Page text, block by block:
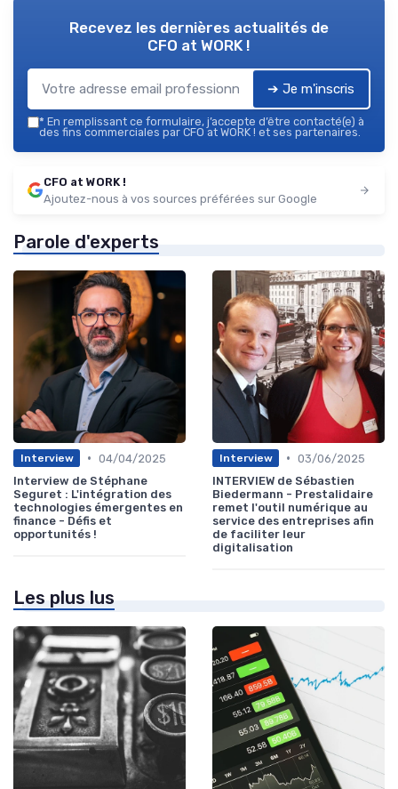
Recevez les dernières actualités de
CFO at WORK !
➔ Je m'inscris
* En remplissant ce formulaire, j’accepte d’être contacté(e) à
des fins commerciales par CFO at WORK ! et ses partenaires.
CFO at WORK !
Ajoutez-nous à vos sources préférées sur Google
Parole d'experts
Interview • 04/04/2025
Interview de Stéphane
Seguret : L'intégration des
technologies émergentes en
finance - Défis et
opportunités !
Interview • 03/06/2025
INTERVIEW de Sébastien
Biedermann - Prestalidaire
remet l'outil numérique au
service des entreprises afin
de faciliter leur
digitalisation
Les plus lus